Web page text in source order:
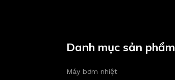
Danh mục sản phẩm
Máy bơm nhiệt